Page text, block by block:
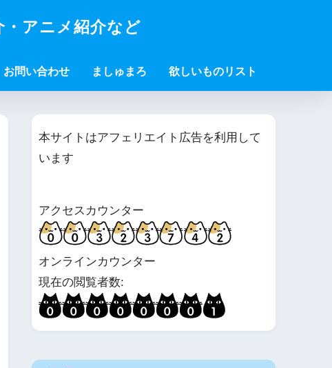
アニメ紹介など
お問い合わせ ましゅまろ 欲しいものリスト
本サイトはアフェリエイト広告を利用して
います
アクセスカウンター
オンラインカウンター
現在の閲覧者数: